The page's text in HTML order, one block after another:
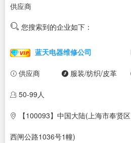
供应商
您搜索到的企业如下：
蓝天电器维修公司
供应商 服装/纺织/皮革
50-99人
【100093】中国大陆(上海市奉贤区
西闸公路1036号1幢)